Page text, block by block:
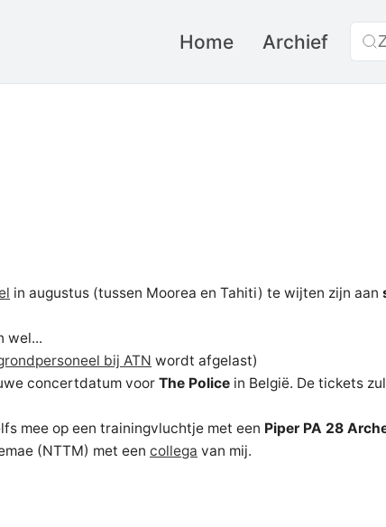
Home Archief
in augustus (tussen Moorea en Tahiti) te wijten zijn aan
wel...
bij ATN wordt afgelast)
concertdatum voor The Police in België. De tickets
mee op een trainingvluchtje met een Piper PA 28
(NTTM) met een collega van mij.